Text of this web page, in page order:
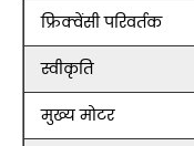
फ्रिक्वेंसी परिवर्तक
स्वीकृति
मुख्य मोटर